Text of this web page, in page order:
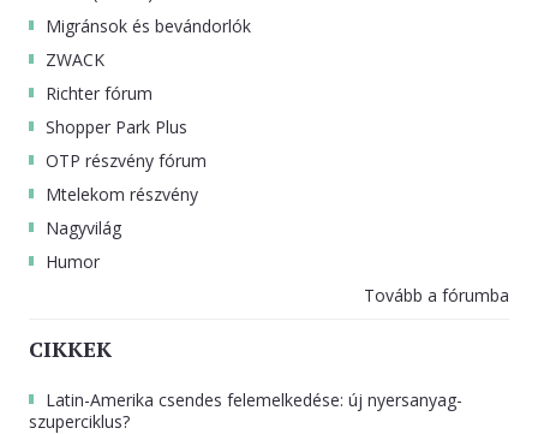
Migránsok és bevándorlók
ZWACK
Richter fórum
Shopper Park Plus
OTP részvény fórum
Mtelekom részvény
Nagyvilág
Humor
Tovább a fórumba
CIKKEK
Latin-Amerika csendes felemelkedése: új nyersanyag-
szuperciklus?